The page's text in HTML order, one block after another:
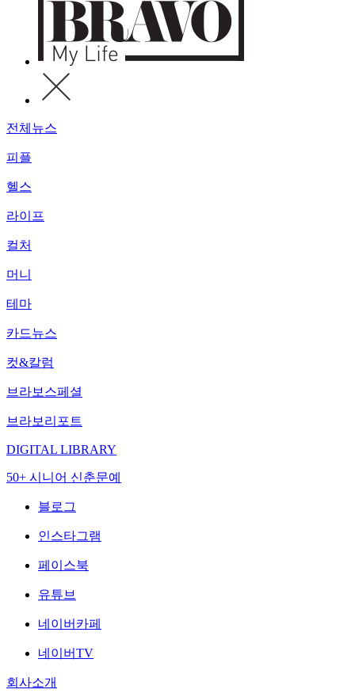
전체뉴스
피플
헬스
라이프
컬처
머니
테마
카드뉴스
컷&칼럼
브라보스페셜
브라보리포트
DIGITAL LIBRARY
50+ 시니어 신춘문예
블로그
인스타그램
페이스북
유튜브
네이버카페
네이버TV
회사소개